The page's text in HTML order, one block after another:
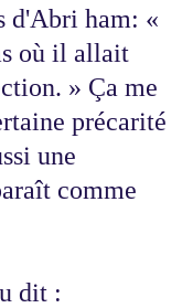
d'Abri ham: «
où il allait
» Ça me
précarité
une
comme
dit :